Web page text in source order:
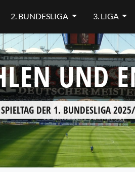
2. BUNDESLIGA 3. LIGA
UND
DER 1. BUNDESLIGA